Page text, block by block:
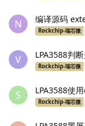
N 编译源码
Rockchip-瑞芯微
V LPA3588判
Rockchip-瑞芯微
S LPA3588使
Rockchip-瑞芯微